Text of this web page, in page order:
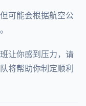
可能会根据航空公
让你感到压力，请
将帮助你制定顺利